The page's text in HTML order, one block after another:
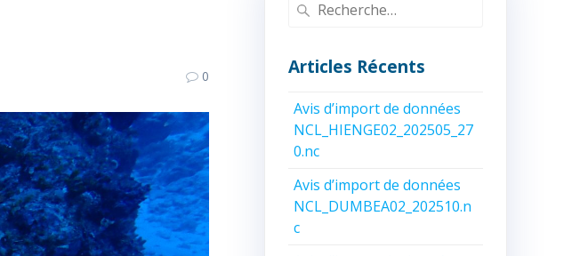
0 Articles Récents
Avis d’import de données
NCL_HIENGE02_202505_27
0.nc
Avis d’import de données
NCL_DUMBEA02_202510.n
c